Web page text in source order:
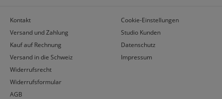
Kontakt
Versand und Zahlung
Kauf auf Rechnung
Versand in die Schweiz
Widerrufsrecht
Widerrufsformular
AGB
Cookie-Einstellungen
Studio Kunden
Datenschutz
Impressum